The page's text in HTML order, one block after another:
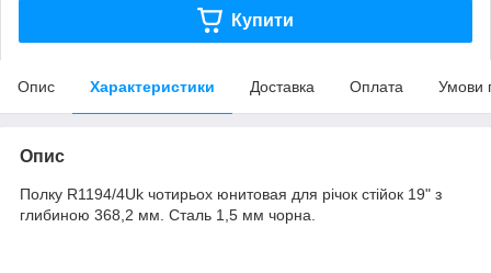
Купити
Опис Характеристики Доставка Оплата Умови
Опис
Полку R1194/4Uk чотирьох юнитовая для річок стійок 19" з
глибиною 368,2 мм. Сталь 1,5 мм чорна.